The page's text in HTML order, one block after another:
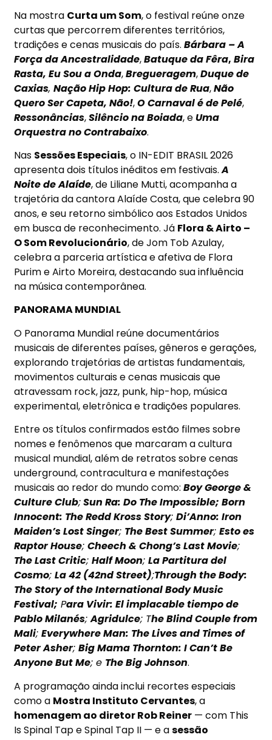
Na mostra Curta um Som, o festival reúne onze
curtas que percorrem diferentes territórios,
tradições e cenas musicais do país.Bárbara – A
Força da Ancestralidade,Batuque da Fêra, Bira
Rasta, Eu Sou a Onda,Bregueragem,Duque de
Caxias,Nação Hip Hop: Cultura de Rua,Não
Quero Ser Capeta, Não!,O Carnaval é de Pelé,
Ressonâncias,Silêncio na Boiada, eUma
Orquestra no Contrabaixo.
Nas Sessões Especiais, o IN-EDIT BRASIL 2026
apresenta dois títulos inéditos em festivais.A
Noite de Alaíde, de Liliane Mutti, acompanha a
trajetória da cantora Alaíde Costa, que celebra 90
anos, e seu retorno simbólico aos Estados Unidos
em busca de reconhecimento. Já Flora & Airto –
O Som Revolucionário, de Jom Tob Azulay,
celebra a parceria artística e afetiva de Flora
Purim e Airto Moreira, destacando sua influência
na música contemporânea.
PANORAMA MUNDIAL
O Panorama Mundial reúne documentários
musicais de diferentes países, gêneros e gerações,
explorando trajetórias de artistas fundamentais,
movimentos culturais e cenas musicais que
atravessam rock, jazz, punk, hip-hop, música
experimental, eletrônica e tradições populares.
Entre os títulos confirmados estão filmes sobre
nomes e fenômenos que marcaram a cultura
musical mundial, além de retratos sobre cenas
underground, contracultura e manifestações
musicais ao redor do mundo como:Boy George &
Culture Club;Sun Ra: Do The Impossible; Born
Innocent: The Redd Kross Story;Di’Anno: Iron
Maiden’s Lost Singer; The Best Summer;Esto es
Raptor House;Cheech & Chong’s Last Movie;
The Last Critic;Half Moon;La Partitura del
Cosmo;La 42 (42nd Street);Through the Body:
The Story of the International Body Music
Festival; Para Vivir: El implacable tiempo de
Pablo Milanés;Agridulce; The Blind Couple from
Mali;Everywhere Man: The Lives and Times of
Peter Asher;Big Mama Thornton: I Can’t Be
Anyone But Me; e The Big Johnson.
A programação ainda inclui recortes especiais
como a Mostra Instituto Cervantes, a
homenagem ao diretor Rob Reiner — com This
Is Spinal Tap e Spinal Tap II — e asessão